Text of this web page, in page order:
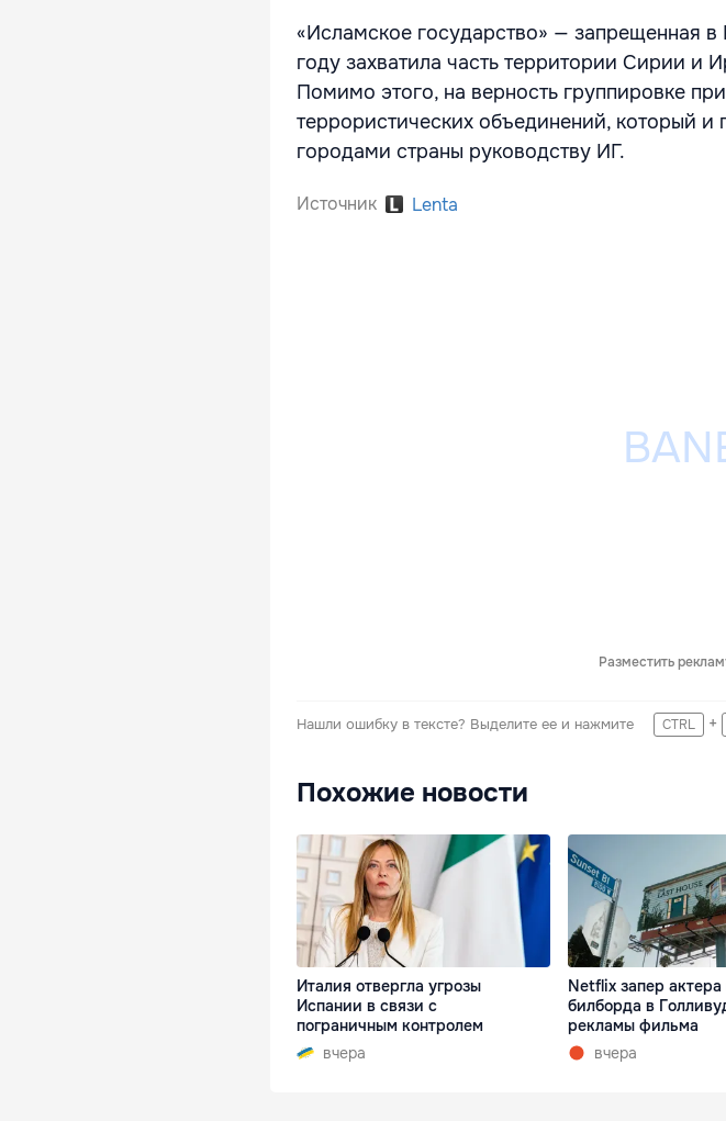
«Исламское государство» — запрещенная
году захватила часть территории Сирии и
Помимо этого, на верность группировке
террористических объединений, который и
городами страны руководству ИГ.
Источник Lenta
Разместить
Нашли ошибку в тексте? Выделите ее и нажмите CTRL +
Похожие новости
Италия отвергла угрозы
Испании в связи с
пограничным контролем
вчера
Netflix запер актера
билборда в
рекламы фильма
вчера